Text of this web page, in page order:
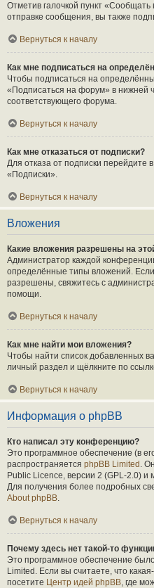
Отметив галочкой пункт
отправке сообщения, вы также
Вернуться к началу
Как мне подписаться на
Чтобы подписаться на
«Подписаться на форум» в нижней
соответствующего форума.
Вернуться к началу
Как мне отказаться от подписки?
Для отказа от подписки перейдите
«Подписки».
Вернуться к началу
Вложения
Какие вложения разрешены на
Администратор каждой
определённые типы вложений.
разрешены, свяжитесь с
помощи.
Вернуться к началу
Как мне найти мои вложения?
Чтобы найти список добавленных
личный раздел и щёлкните по
Вернуться к началу
Информация о phpBB
Кто написал эту конференцию?
Это программное обеспечение (в
распространяется phpBB Limited .
Public Licence, версии 2 (GPL-2.0) и
Для получения более подробных
About phpBB.
Вернуться к началу
Почему здесь нет такой-то
Это программное обеспечение
Limited. Если вы считаете, что
посетите Центр идей phpBB, где